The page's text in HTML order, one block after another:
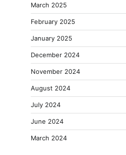
March 2025
February 2025
January 2025
December 2024
November 2024
August 2024
July 2024
June 2024
March 2024